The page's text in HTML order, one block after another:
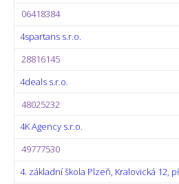
06418384
4spartans s.r.o.
28816145
4deals s.r.o.
48025232
4K Agency s.r.o.
49777530
4. základní škola Plzeň, Kralovická 12,